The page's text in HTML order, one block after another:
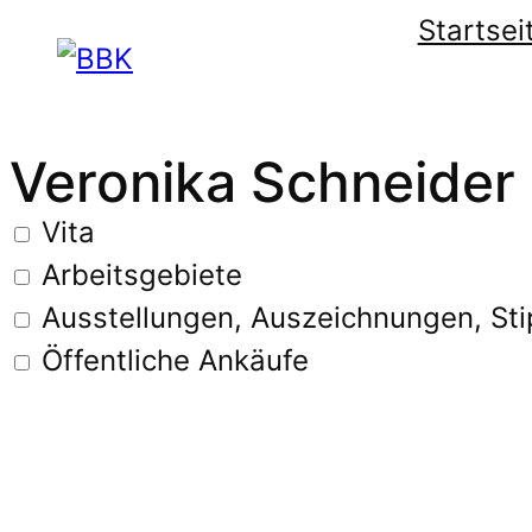
Veronika Schneider
Vita
Arbeitsgebiete
Ausstellungen, Auszeichnungen,
Öffentliche Ankäufe